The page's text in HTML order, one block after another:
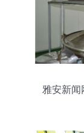
雅安新闻